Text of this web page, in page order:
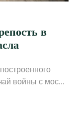
в
войны с мос...